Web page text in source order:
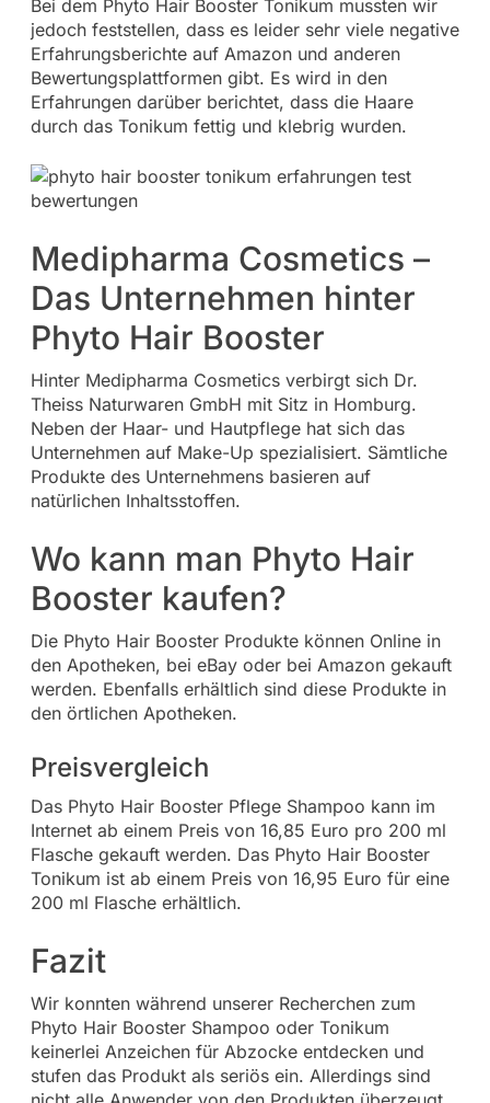
Bei dem Phyto Hair Booster Tonikum mussten wir
jedoch feststellen, dass es leider sehr viele negative
Erfahrungsberichte auf Amazon und anderen
Bewertungsplattformen gibt. Es wird in den
Erfahrungen darüber berichtet, dass die Haare
durch das Tonikum fettig und klebrig wurden.
Medipharma Cosmetics –
Das Unternehmen hinter
Phyto Hair Booster
Hinter Medipharma Cosmetics verbirgt sich Dr.
Theiss Naturwaren GmbH mit Sitz in Homburg.
Neben der Haar- und Hautpflege hat sich das
Unternehmen auf Make-Up spezialisiert. Sämtliche
Produkte des Unternehmens basieren auf
natürlichen Inhaltsstoffen.
Wo kann man Phyto Hair
Booster kaufen?
Die Phyto Hair Booster Produkte können Online in
den Apotheken, bei eBay oder bei Amazon gekauft
werden. Ebenfalls erhältlich sind diese Produkte in
den örtlichen Apotheken.
Preisvergleich
Das Phyto Hair Booster Pflege Shampoo kann im
Internet ab einem Preis von 16,85 Euro pro 200 ml
Flasche gekauft werden. Das Phyto Hair Booster
Tonikum ist ab einem Preis von 16,95 Euro für eine
200 ml Flasche erhältlich.
Fazit
Wir konnten während unserer Recherchen zum
Phyto Hair Booster Shampoo oder Tonikum
keinerlei Anzeichen für Abzocke entdecken und
stufen das Produkt als seriös ein. Allerdings sind